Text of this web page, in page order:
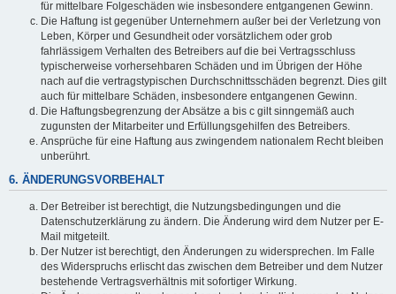
für mittelbare Folgeschäden wie insbesondere entgangenen Gewinn.
Die Haftung ist gegenüber Unternehmern außer bei der Verletzung von
Leben, Körper und Gesundheit oder vorsätzlichem oder grob
fahrlässigem Verhalten des Betreibers auf die bei Vertragsschluss
typischerweise vorhersehbaren Schäden und im Übrigen der Höhe
nach auf die vertragstypischen Durchschnittsschäden begrenzt. Dies gilt
auch für mittelbare Schäden, insbesondere entgangenen Gewinn.
Die Haftungsbegrenzung der Absätze a bis c gilt sinngemäß auch
zugunsten der Mitarbeiter und Erfüllungsgehilfen des Betreibers.
Ansprüche für eine Haftung aus zwingendem nationalem Recht bleiben
unberührt.
6. ÄNDERUNGSVORBEHALT
Der Betreiber ist berechtigt, die Nutzungsbedingungen und die
Datenschutzerklärung zu ändern. Die Änderung wird dem Nutzer per E-
Mail mitgeteilt.
Der Nutzer ist berechtigt, den Änderungen zu widersprechen. Im Falle
des Widerspruchs erlischt das zwischen dem Betreiber und dem Nutzer
bestehende Vertragsverhältnis mit sofortiger Wirkung.